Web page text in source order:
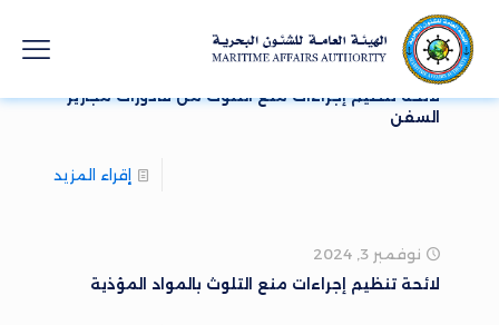
نوفمبر 3, 2024
لائحة تنظيم إجراءات منع التلوث من قاذورات مجارير
السفن
إقراء المزيد
نوفمبر 3, 2024
لائحة تنظيم إجراءات منع التلوث بالمواد المؤذية